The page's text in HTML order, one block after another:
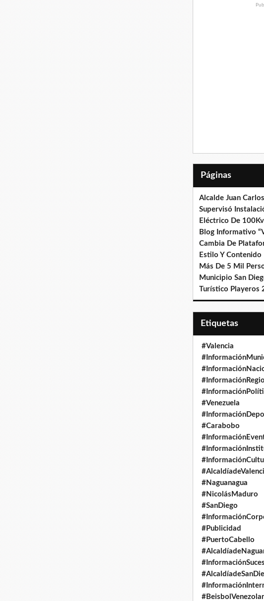
Páginas
Alcalde Juan
Supervisó
Eléctrico De
Blog Informativo
Cambia De
Estilo Y Contenido
Más De 5 Mil
Municipio San
Turístico Playeros
Etiquetas
#Valencia
#Venezuela
#Carabobo
#Naguanagua
#NicolásMaduro
#SanDiego
#Publicidad
#PuertoCabello